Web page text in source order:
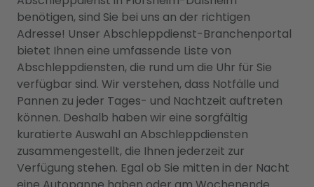
benötigen, sind Sie bei uns an der richtigen
Adresse! Unser Abschleppdienst-Branchenportal
bietet Ihnen eine umfassende Liste von
Abschleppdiensten, die rund um die Uhr für Sie
verfügbar sind. Wir verstehen, dass Notfälle und
Pannen zu jeder Tages- und Nachtzeit auftreten
können. Deshalb haben wir eine sorgfältig
kuratierte Auswahl an Abschleppdiensten
zusammengestellt, die Ihnen jederzeit zur
Verfügung stehen. Egal ob Sie mitten in der Nacht